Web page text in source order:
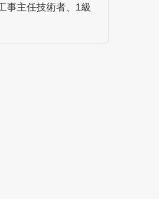
事主任技術者、1級